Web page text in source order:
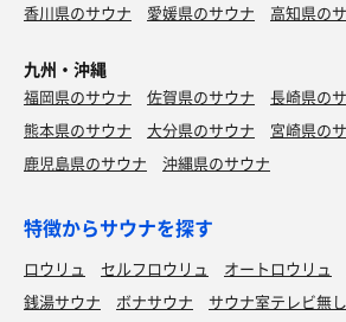
香川県のサウナ
愛媛県のサウナ 高知県の
九州・沖縄
福岡県のサウナ 佐賀県のサウナ
長崎県の
熊本県のサウナ
大分県のサウナ
宮崎県の
鹿児島県のサウナ
沖縄県のサウナ
特徴からサウナを探す
ロウリュ セルフロウリュ オートロウリュ
銭湯サウナ
ボナサウナ サウナ室テレビ無し